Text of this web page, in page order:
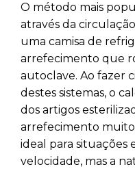
O método mais
através da
uma camisa de
arrefecimento que
autoclave. Ao fazer
destes sistemas, o
dos artigos
arrefecimento muito
ideal para situações
velocidade, mas a